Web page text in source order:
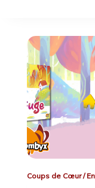
Coups de Cœur/